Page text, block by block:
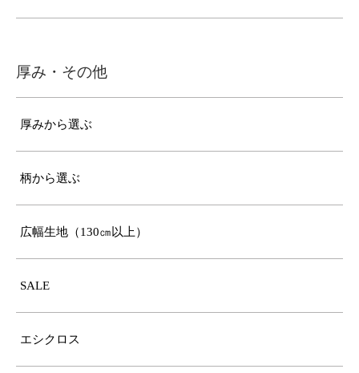
厚み・その他
厚みから選ぶ
柄から選ぶ
広幅生地（130㎝以上）
SALE
エシクロス